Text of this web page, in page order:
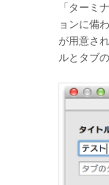
「ターミ
ョンに備
が用意さ
ルとタブ